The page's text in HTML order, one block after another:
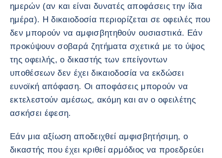
ημερών (αν και είναι δυνατές αποφάσεις την ίδια
ημέρα). Η δικαιοδοσία περιορίζεται σε οφειλές που
δεν μπορούν να αμφισβητηθούν ουσιαστικά. Εάν
προκύψουν σοβαρά ζητήματα σχετικά με το ύψος
της οφειλής, ο δικαστής των επείγοντων
υποθέσεων δεν έχει δικαιοδοσία να εκδώσει
ευνοϊκή απόφαση. Οι αποφάσεις μπορούν να
εκτελεστούν αμέσως, ακόμη και αν ο οφειλέτης
ασκήσει έφεση.
Εάν μια αξίωση αποδειχθεί αμφισβητήσιμη, ο
δικαστής που έχει κριθεί αρμόδιος να προεδρεύει